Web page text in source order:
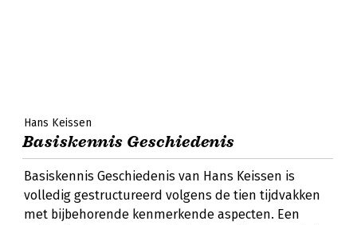
Hans Keissen
Basiskennis Geschiedenis
Basiskennis Geschiedenis van Hans Keissen is
volledig gestructureerd volgens de tien tijdvakken
met bijbehorende kenmerkende aspecten. Een